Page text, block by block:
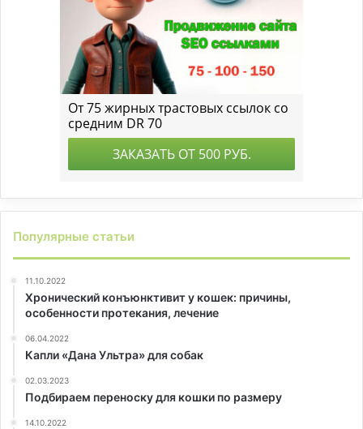
Популярные статьи
11.10.2022
Хронический конъюнктивит у кошек: причины,
особенности протекания, лечение
06.04.2022
Капли «Дана Ультра» для собак
02.03.2023
Подбираем переноску для кошки по размеру
14.10.2022